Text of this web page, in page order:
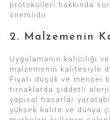
protokolleri hakkında
önemlidir.
2. Malzemenin
Uygulamanın kalıcılığı
malzemenin kalitesiyle
Fiyatı düşük ve menşei
tırnaklarda şiddetli
yapısal hasarlar
yüksek kalite ve dünya